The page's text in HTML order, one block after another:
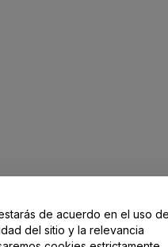
de acuerdo en el uso
del sitio y la relevancia